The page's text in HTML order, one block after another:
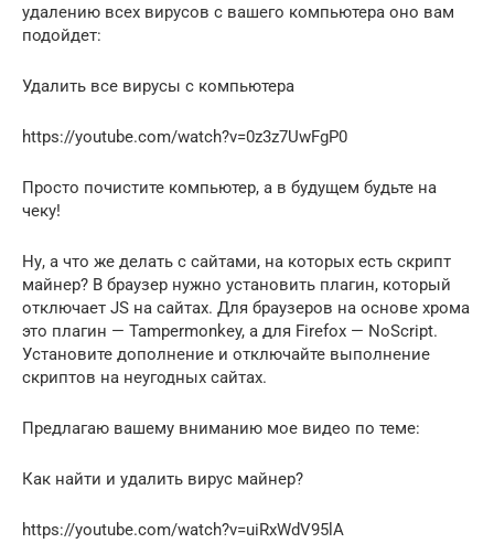
удалению всех вирусов с вашего компьютера оно вам
подойдет:
Удалить все вирусы с компьютера
https://youtube.com/watch?v=0z3z7UwFgP0
Просто почистите компьютер, а в будущем будьте на
чеку!
Ну, а что же делать с сайтами, на которых есть скрипт
майнер? В браузер нужно установить плагин, который
отключает JS на сайтах. Для браузеров на основе хрома
это плагин — Tampermonkey, а для Firefox — NoScript.
Установите дополнение и отключайте выполнение
скриптов на неугодных сайтах.
Предлагаю вашему вниманию мое видео по теме:
Как найти и удалить вирус майнер?
https://youtube.com/watch?v=uiRxWdV95lA